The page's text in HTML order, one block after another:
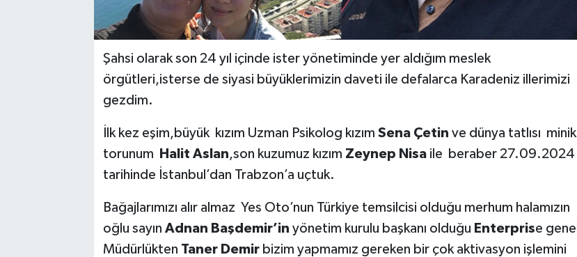
Şahsi olarak son 24 yıl içinde ister yönetiminde yer aldığım meslek
örgütleri,isterse de siyasi büyüklerimizin daveti ile defalarca Karadeniz illerimizi
gezdim.
İlk kez eşim,büyük kızım Uzman Psikolog kızım Sena Çetin ve dünya tatlısı minik
torunum
Halit Aslan,son kuzumuz kızım Zeynep Nisaile beraber 27.09.2024
tarihinde İstanbul’dan Trabzon’a uçtuk.
Bağajlarımızı alır almaz Yes Oto’nun Türkiye temsilcisi olduğu merhum halamızın
oğlu sayın Adnan Başdemir’in yönetim kurulu başkanı olduğu Enterprise genel
Müdürlükten Taner Demir bizim yapmamız gereken bir çok aktivasyon işlemini